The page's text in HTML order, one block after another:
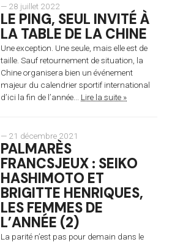
— 28 juillet 2022
LE PING, SEUL INVITÉ À
LA TABLE DE LA CHINE
Une exception. Une seule, mais elle est de
taille. Sauf retournement de situation, la
Chine organisera bien un événement
majeur du calendrier sportif international
d’ici la fin de l’année... Lire la suite »
— 21 décembre 2021
PALMARÈS
FRANCSJEUX : SEIKO
HASHIMOTO ET
BRIGITTE HENRIQUES,
LES FEMMES DE
L’ANNÉE (2)
La parité n’est pas pour demain dans le